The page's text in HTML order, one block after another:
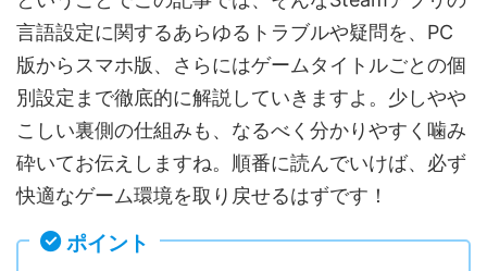
言語設定に関するあらゆるトラブルや疑問を、PC
版からスマホ版、さらにはゲームタイトルごとの個
別設定まで徹底的に解説していきますよ。少しやや
こしい裏側の仕組みも、なるべく分かりやすく噛み
砕いてお伝えしますね。順番に読んでいけば、必ず
快適なゲーム環境を取り戻せるはずです！
ポイント